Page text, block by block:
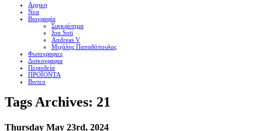
Αρχικη
Νεα
Βιογραφία
Συγκρότημα
Jon Soti
Andreas V
Μιχάλης Παπαδόπουλος
Φωτογραφιες
Δισκογραφια
Περιοδεία
ΠΡΟΪΟΝΤΑ
Βιντεο
Tags Archives: 21
Thursday May 23rd, 2024